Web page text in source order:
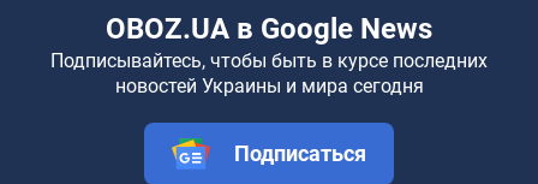
OBOZ.UA в Google News
Подписывайтесь, чтобы быть в курсе последних
новостей Украины и мира сегодня
Подписаться